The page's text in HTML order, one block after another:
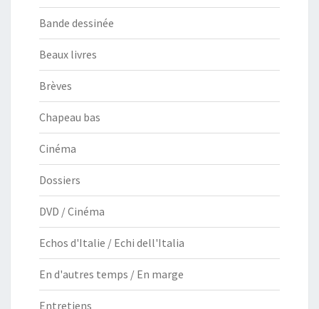
Bande dessinée
Beaux livres
Brèves
Chapeau bas
Cinéma
Dossiers
DVD / Cinéma
Echos d'Italie / Echi dell'Italia
En d'autres temps / En marge
Entretiens